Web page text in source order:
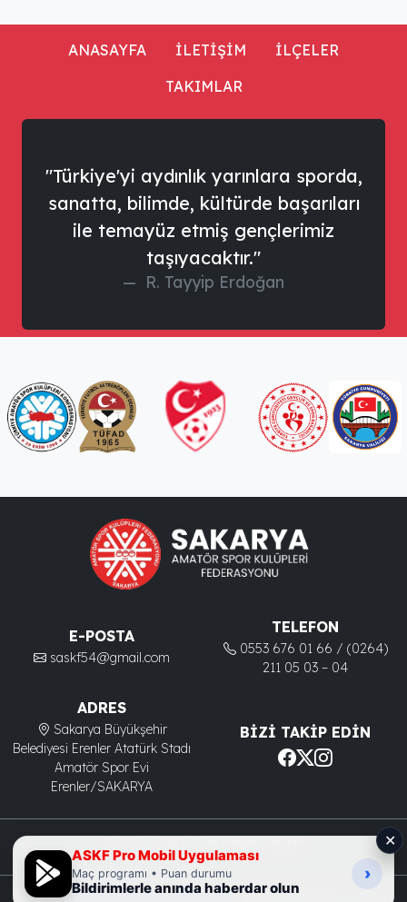
ANASAYFA İLETİŞİM
İLÇELER
TAKIMLAR
"Türkiye'yi aydınlık yarınlara sporda,
sanatta, bilimde, kültürde başarıları
ile temayüz etmiş gençlerimiz
taşıyacaktır."
R. Tayyip Erdoğan
E-POSTA
saskf54@gmail.com
TELEFON
0553 676 01 66 / (0264)
211 05 03 – 04
ADRES
Sakarya Büyükşehir
Belediyesi Erenler Atatürk Stadı
Amatör Spor Evi
Erenler/SAKARYA
BIZI TAKIP EDIN
✕
ASKF Pro Mobil Uygulaması
Maç programı • Puan durumu
Bildirimlerle anında haberdar olun
›